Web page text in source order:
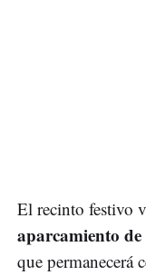
El recinto festivo
aparcamiento
que permanecerá